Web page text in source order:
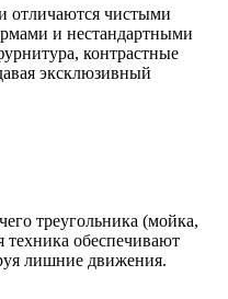
отличаются чистыми
и нестандартными
контрастные
эксклюзивный
треугольника (мойка,
техника обеспечивают
лишние движения.